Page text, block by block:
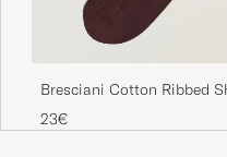
Kjapt levert og
forventningene!
Bresciani Cotton Ribbed
Socks Burgundy
23€